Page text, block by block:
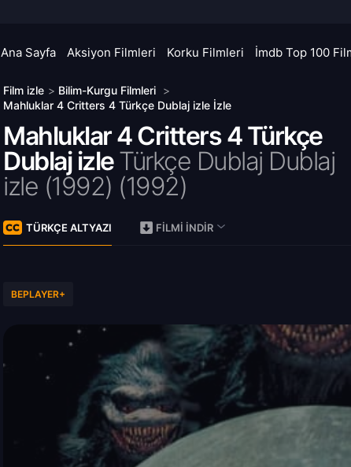
Ana Sayfa Aksiyon Filmleri Korku Filmleri İmdb Top 100
Film izle > Bilim-Kurgu Filmleri >
Mahluklar 4 Critters 4 Türkçe Dublaj izle İzle
Mahluklar 4 Critters 4 Türkçe
Dublaj izleTürkçe Dublaj Dublaj
izle (1992) (1992)
TÜRKÇE ALTYAZI FILMI İNDIR
BEPLAYER+